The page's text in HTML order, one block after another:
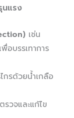
นแรง
เช่น
บรรเทาการ
กรด้วยน้ำเกลือ
วจและแก้ไข